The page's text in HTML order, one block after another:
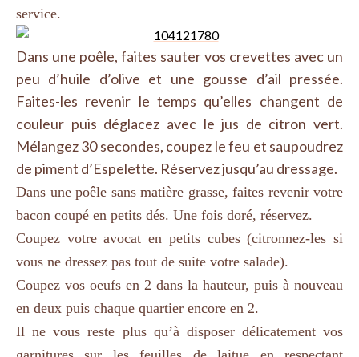
service.
Dans une poêle, faites sauter vos crevettes avec un
peu d’huile d’olive et une gousse d’ail pressée.
Faites-les revenir le temps qu’elles changent de
couleur puis déglacez avec le jus de citron vert.
Mélangez 30 secondes, coupez le feu et saupoudrez
de piment d’Espelette. Réservez jusqu’au dressage.
Dans une poêle sans matière grasse, faites revenir votre
bacon coupé en petits dés. Une fois doré, réservez.
Coupez votre avocat en petits cubes (citronnez-les si
vous ne dressez pas tout de suite votre salade).
Coupez vos oeufs en 2 dans la hauteur, puis à nouveau
en deux puis chaque quartier encore en 2.
Il ne vous reste plus qu’à disposer délicatement vos